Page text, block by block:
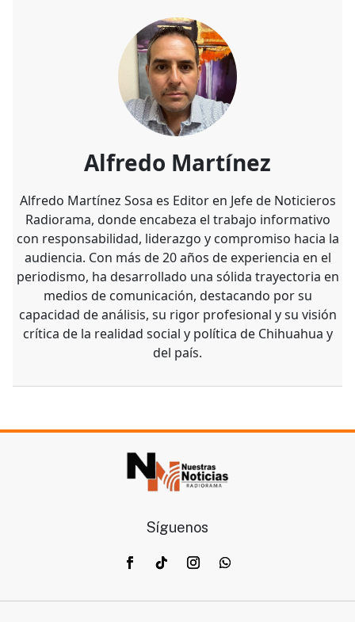
Alfredo Martínez
Alfredo Martínez Sosa es Editor en Jefe de Noticieros
Radiorama, donde encabeza el trabajo informativo
con responsabilidad, liderazgo y compromiso hacia la
audiencia. Con más de 20 años de experiencia en el
periodismo, ha desarrollado una sólida trayectoria en
medios de comunicación, destacando por su
capacidad de análisis, su rigor profesional y su visión
crítica de la realidad social y política de Chihuahua y
del país.
Síguenos